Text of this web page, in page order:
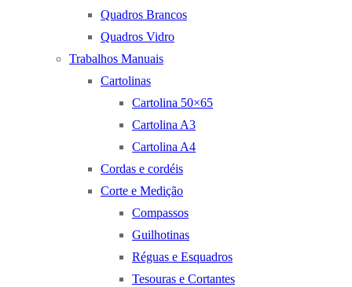
Quadros Brancos
Quadros Vidro
Trabalhos Manuais
Cartolinas
Cartolina 50×65
Cartolina A3
Cartolina A4
Cordas e cordéis
Corte e Medição
Compassos
Guilhotinas
Réguas e Esquadros
Tesouras e Cortantes